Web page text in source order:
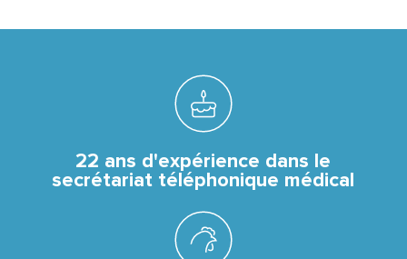
22 ans d'expérience dans le
secrétariat téléphonique médical